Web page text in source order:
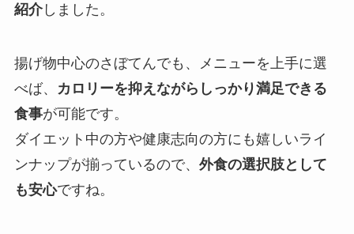
紹介しました。
揚げ物中心のさぼてんでも、メニューを上手に選
べば、
カロリーを抑えながらしっかり満足できる
食事が可能です。
ダイエット中の方や健康志向の方にも嬉しいライ
ンナップが揃っているので、 外食の選択肢として
も安心ですね。